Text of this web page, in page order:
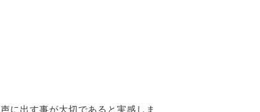
に出す事が大切であると実感しま